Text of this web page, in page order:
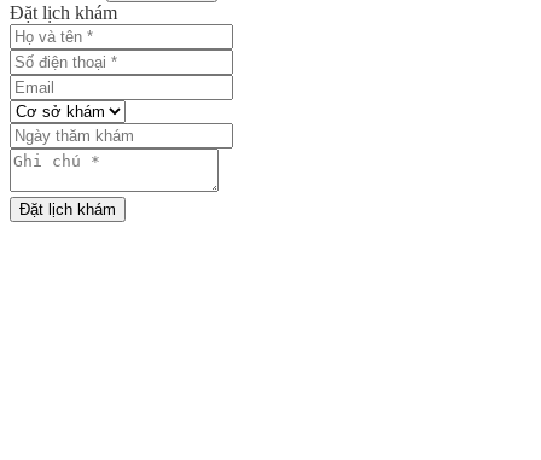
Đặt lịch khám
Đặt lịch khám